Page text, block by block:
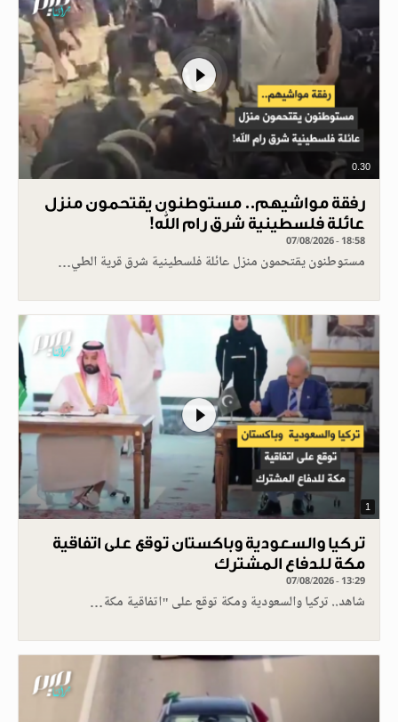
0.30
رفقة مواشيهم.. مستوطنون يقتحمون منزل
عائلة فلسطينية شرق رام الله!
07/08/2026 - 18:58
مستوطنون يقتحمون منزل عائلة فلسطينية شرق قرية الطي…
1
تركيا والسعودية وباكستان توقع على اتفاقية
مكة للدفاع المشترك
07/08/2026 - 13:29
شاهد.. تركيا والسعودية ومكة توقع على "اتفاقية مكة…